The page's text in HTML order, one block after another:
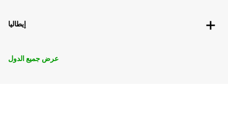
إيطاليا
عرض جميع الدول